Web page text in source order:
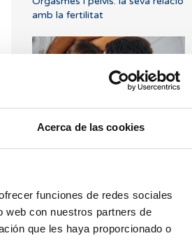
Acerca de las cookies
funciones de redes sociales
web con nuestros partners de
que les haya proporcionado o
amb la fertilitat
Què passa si mantinc relacions
sexuals després d'una